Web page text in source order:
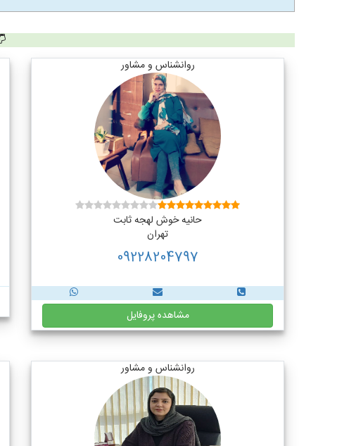
روانشناس و مشاور
حانیه خوش لهجه ثابت
تهران
09228204797
مشاهده پروفایل
روانشناس و مشاور